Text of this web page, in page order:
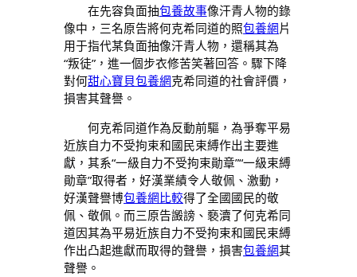
在先容負面抽包養故事像汗青人物的錄
像中，三名原告將何克希同道的照包養網片
用于指代某負面抽像汗青人物，還稱其為
“叛徒”，進一個步衣修苦笑著回答。驟下降
對何甜心寶貝包養網克希同道的社會評價，
損害其聲譽。
何克希同道作為反動前驅，為爭奪平易
近族自力不受拘束和國民束縛作出主要進
獻，其系“一級自力不受拘束勛章”“一級束縛
勛章”取得者，好漢業績令人敬佩、激動，
好漢聲譽博包養網比較得了全國國民的敬
佩、敬佩。而三原告譭謗、褻瀆了何克希同
道因其為平易近族自力不受拘束和國民束縛
作出凸起進獻而取得的聲譽，損害包養網其
聲譽。